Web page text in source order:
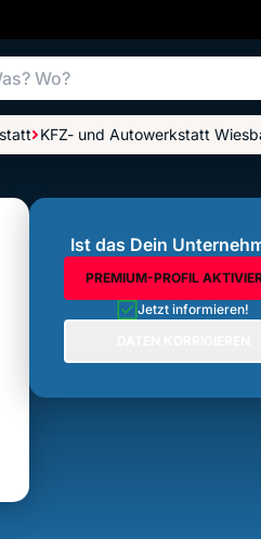
Was? Wo?
KFZ- und Autowerkstatt
Ist das Dein
PREMIUM-PROFIL
Jetzt informieren!